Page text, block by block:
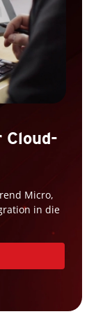
Cloud-
Micro,
in die